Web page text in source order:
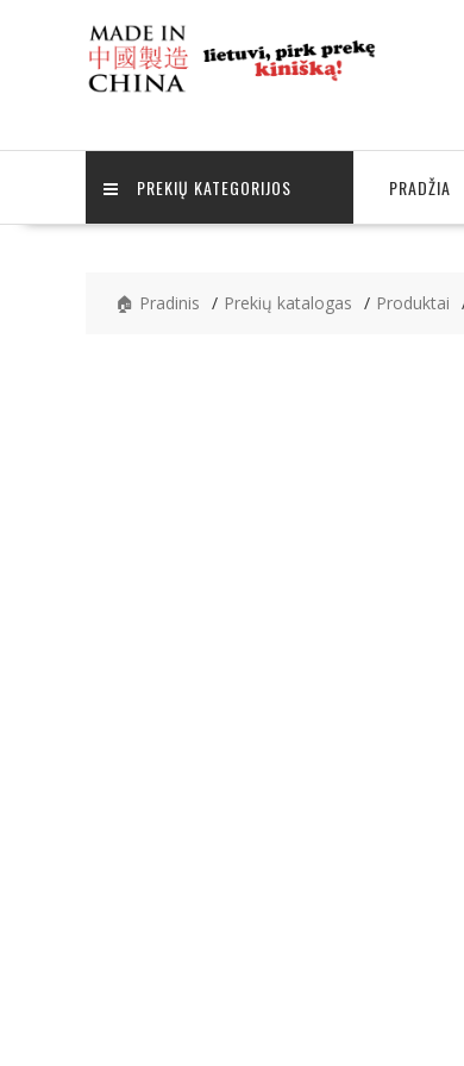
PREKIŲ KATEGORIJOS PRADŽIA
🏠 Pradinis Prekių katalogas Produktai